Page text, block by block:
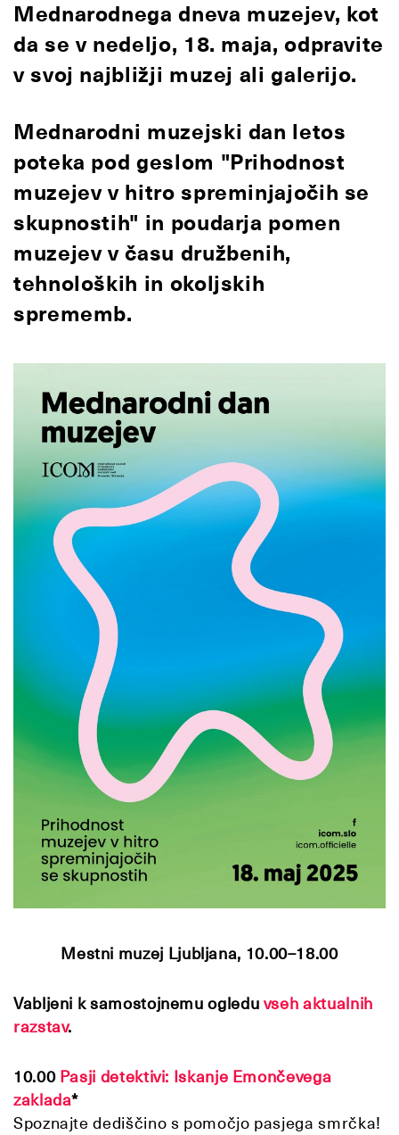
Mednarodnega dneva muzejev, kot
da se v nedeljo, 18. maja, odpravite
v svoj najbližji muzej ali galerijo.
Mednarodni muzejski dan letos
poteka pod geslom "Prihodnost
muzejev v hitro spreminjajočih se
skupnostih" in poudarja pomen
muzejev v času družbenih,
tehnoloških in okoljskih
sprememb.
Mestni muzej Ljubljana, 10.00–18.00
Vabljeni k samostojnemu ogledu vseh aktualnih
razstav.
10.00 Pasji detektivi: Iskanje Emončevega
zaklada*
Spoznajte dediščino s pomočjo pasjega smrčka!